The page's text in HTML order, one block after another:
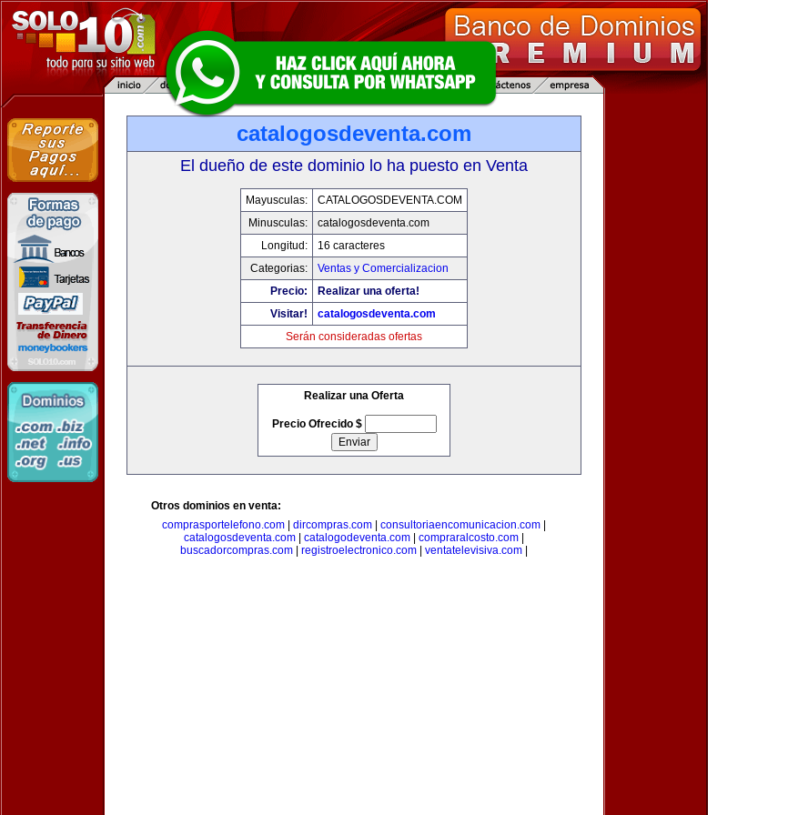
catalogosdeventa.com
El dueño de este dominio lo ha puesto en Venta
Mayusculas:
CATALOGOSDEVENTA.COM
Minusculas:
catalogosdeventa.com
Longitud:
16 caracteres
Categorias:
Ventas y Comercializacion
Precio:
Realizar una oferta!
Visitar!
catalogosdeventa.com
Serán consideradas ofertas
Realizar una Oferta
Precio Ofrecido $
Otros dominios en venta:
comprasportelefono.com
dircompras.com consultoriaencomunicacion.com
catalogosdeventa.com
catalogodeventa.com compraralcosto.com
buscadorcompras.com
registroelectronico.com ventatelevisiva.com